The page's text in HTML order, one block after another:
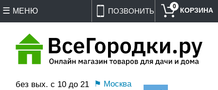
ПОЗВОНИТЬ
без вых. с 10 до 21 ⚑ Москва
0
МЕНЮ